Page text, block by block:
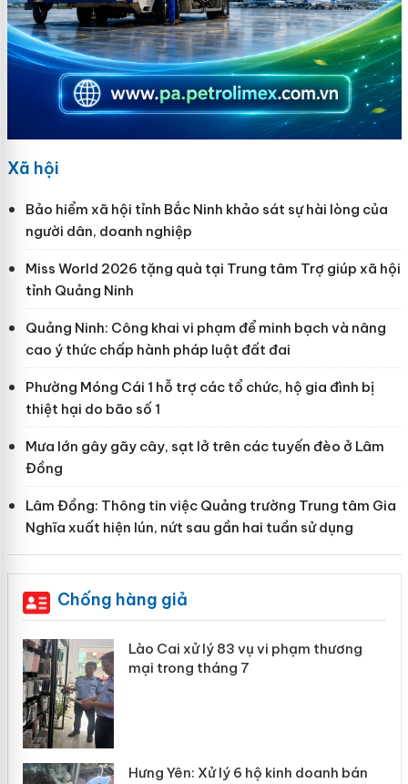
Xã hội
Bảo hiểm xã hội tỉnh Bắc Ninh khảo sát sự hài lòng của
người dân, doanh nghiệp
Miss World 2026 tặng quà tại Trung tâm Trợ giúp xã hội
tỉnh Quảng Ninh
Quảng Ninh: Công khai vi phạm để minh bạch và nâng
cao ý thức chấp hành pháp luật đất đai
Phường Móng Cái 1 hỗ trợ các tổ chức, hộ gia đình bị
thiệt hại do bão số 1
Mưa lớn gây gãy cây, sạt lở trên các tuyến đèo ở Lâm
Đồng
Lâm Đồng: Thông tin việc Quảng trường Trung tâm Gia
Nghĩa xuất hiện lún, nứt sau gần hai tuần sử dụng
Chống hàng giả
Cai xử lý 83 vụ vi phạm thương
trong tháng 7
Yên: Xử lý 6 hộ kinh doanh bán
Lào
Bảo vệ